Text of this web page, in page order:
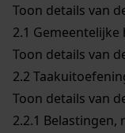
Toon details van
2.1
Toon details van
2.2
Toon details van
2.2.1 Belastingen,